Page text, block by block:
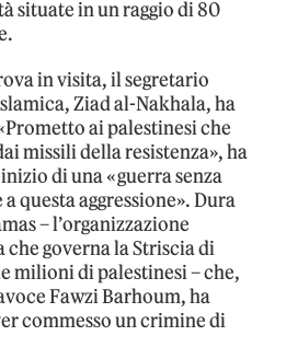
situate in un raggio di 80
in visita, il segretario
Ziad al-Nakhala, ha
ai palestinesi che
missili della resistenza», ha
di una «guerra senza
questa aggressione». Dura
– l’organizzazione
governa la Striscia di
milioni di palestinesi – che,
Fawzi Barhoum, ha
commesso un crimine di